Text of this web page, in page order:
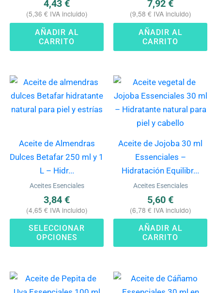
4,43 €
(5,36 € IVA incluido)
AÑADIR AL
CARRITO
7,92 €
(9,58 € IVA incluido)
AÑADIR AL
CARRITO
Aceite de Almendras
Dulces Betafar 250 ml y 1
L – Hidr...
Aceites Esenciales
3,84 €
(4,65 € IVA incluido)
SELECCIONAR
OPCIONES
Este
producto
tiene
en
página
producto
Aceite de Jojoba 30 ml
Essenciales –
Hidratación Equilibr...
Aceites Esenciales
5,60 €
(6,78 € IVA incluido)
AÑADIR AL
CARRITO